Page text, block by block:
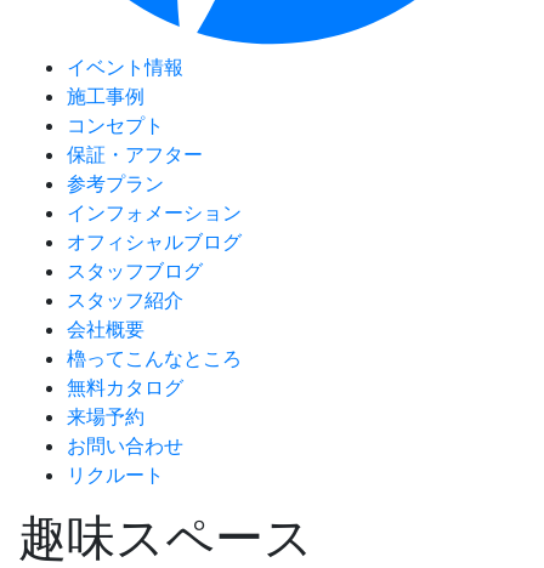
イベント情報
施工事例
コンセプト
保証・アフター
参考プラン
インフォメーション
オフィシャルブログ
スタッフブログ
スタッフ紹介
会社概要
櫓ってこんなところ
無料カタログ
来場予約
お問い合わせ
リクルート
趣味スペース